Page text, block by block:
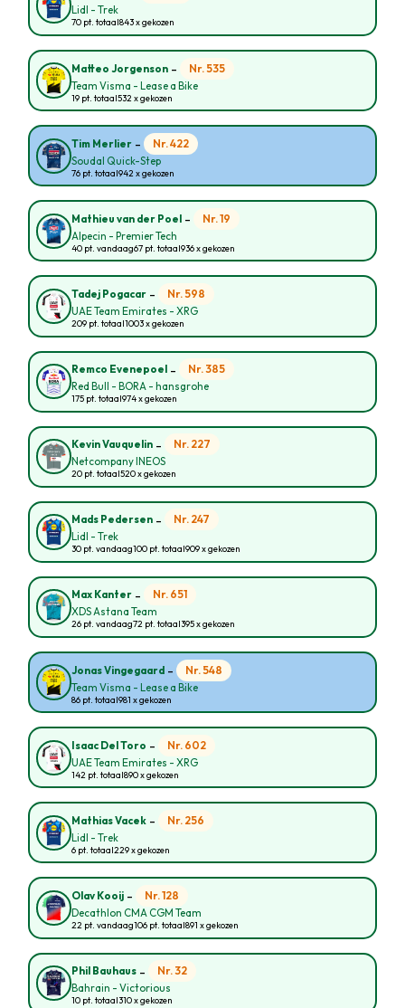
Lidl - Trek
70 pt. totaal843 x gekozen
Matteo Jorgenson - Nr. 535
Team Visma - Lease a Bike
19 pt. totaal532 x gekozen
Tim Merlier - Nr. 422
Soudal Quick-Step
76 pt. totaal942 x gekozen
Mathieu van der Poel - Nr. 19
Alpecin - Premier Tech
40 pt. vandaag67 pt. totaal936 x gekozen
Tadej Pogacar - Nr. 598
UAE Team Emirates - XRG
209 pt. totaal1003 x gekozen
Remco Evenepoel - Nr. 385
Red Bull - BORA - hansgrohe
175 pt. totaal974 x gekozen
Kevin Vauquelin - Nr. 227
Netcompany INEOS
20 pt. totaal520 x gekozen
Mads Pedersen - Nr. 247
Lidl - Trek
30 pt. vandaag100 pt. totaal909 x gekozen
Max Kanter - Nr. 651
XDS Astana Team
26 pt. vandaag72 pt. totaal395 x gekozen
Jonas Vingegaard - Nr. 548
Team Visma - Lease a Bike
86 pt. totaal981 x gekozen
Isaac Del Toro - Nr. 602
UAE Team Emirates - XRG
142 pt. totaal890 x gekozen
Mathias Vacek - Nr. 256
Lidl - Trek
6 pt. totaal229 x gekozen
Olav Kooij - Nr. 128
Decathlon CMA CGM Team
22 pt. vandaag106 pt. totaal891 x gekozen
Phil Bauhaus - Nr. 32
Bahrain - Victorious
10 pt. totaal310 x gekozen